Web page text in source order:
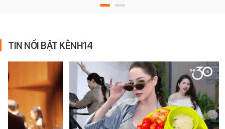
TIN NỔI BẬT KÊNH14